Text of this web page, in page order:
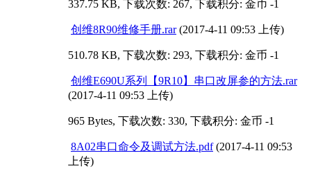
337.75 KB, 下载次数: 267, 下载积分: 金币 -1
创维8R90维修手册.rar (2017-4-11 09:53 上传)
510.78 KB, 下载次数: 293, 下载积分: 金币 -1
创维E690U系列【9R10】串口改屏参的方法.rar
(2017-4-11 09:53 上传)
965 Bytes, 下载次数: 330, 下载积分: 金币 -1
8A02串口命令及调试方法.pdf (2017-4-11 09:53
上传)